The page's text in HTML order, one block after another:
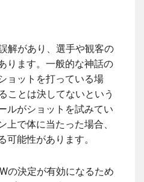
解があり、選手や観客の
ります。一般的な神話の
ョットを打っている場
ことは決してないという
ルがショットを試みてい
上で体に当たった場合、
可能性があります。
の決定が有効になるため